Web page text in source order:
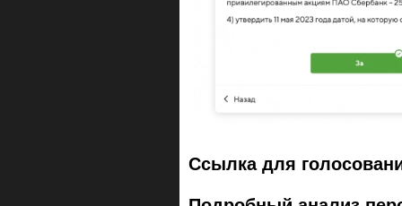
Ссылка для